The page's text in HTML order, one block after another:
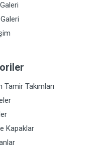
Takımları
Kapaklar